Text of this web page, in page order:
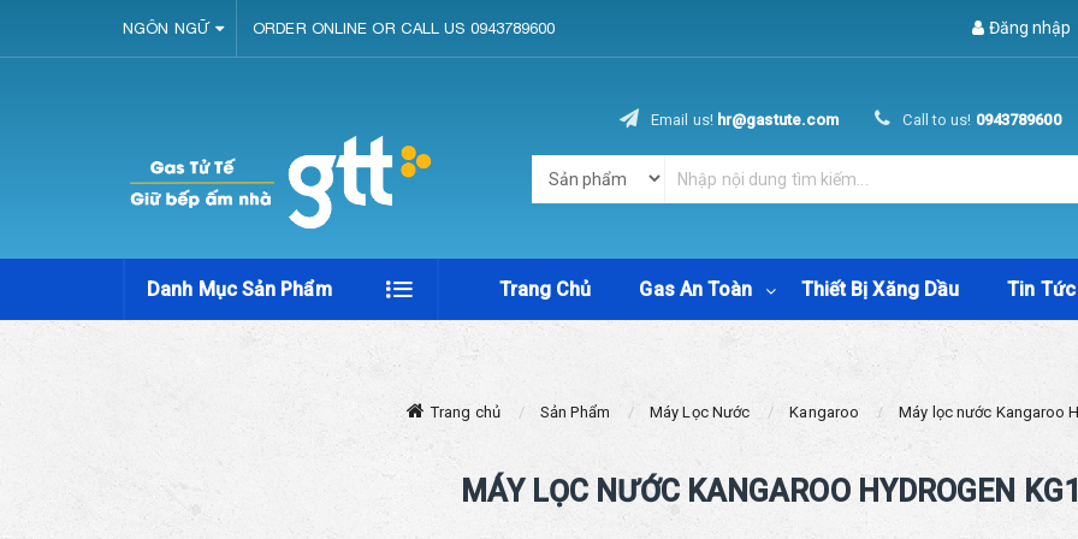
NGÔN NGỮ ORDER ONLINE OR CALL US 0943789600 Đăng nhập
Email us! hr@gastute.com Call to us! 0943789600
Danh Mục Sản Phẩm Trang Chủ Gas An Toàn Thiết Bị Xăng Dầu Tin Tức
Trang chủ Sản Phẩm Máy Lọc Nước Kangaroo Máy lọc nước Kangaroo
MÁY LỌC NƯỚC KANGAROO HYDROGEN